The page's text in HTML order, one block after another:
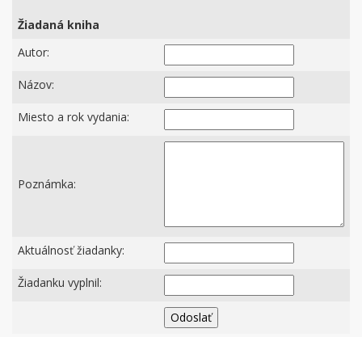
Žiadaná kniha
Autor:
Názov:
Miesto a rok vydania:
Poznámka:
Aktuálnosť žiadanky:
Žiadanku vyplnil: